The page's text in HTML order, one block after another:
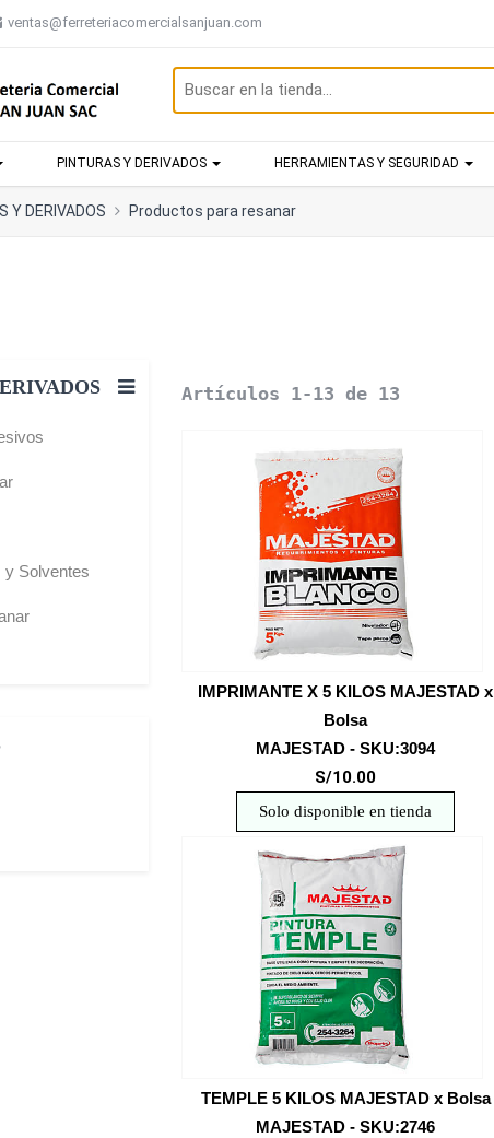
ventas@ferreteriacomercialsanjuan.com
PINTURAS Y DERIVADOS HERRAMIENTAS Y SEGURIDAD
Y DERIVADOS Productos para resanar
y Solventes
Artículos 1-13 de 13
IMPRIMANTE X 5 KILOS MAJESTAD x
Bolsa
MAJESTAD - SKU:3094
S/10.00
Solo disponible en tienda
TEMPLE 5 KILOS MAJESTAD x Bolsa
MAJESTAD - SKU:2746